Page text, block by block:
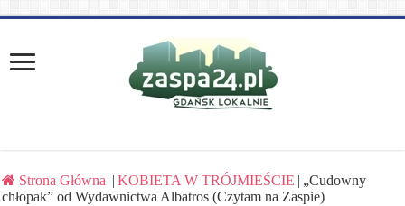
Strona Główna | KOBIETA W TRÓJMIEŚCIE | „Cudowny
chłopak” od Wydawnictwa Albatros (Czytam na Zaspie)